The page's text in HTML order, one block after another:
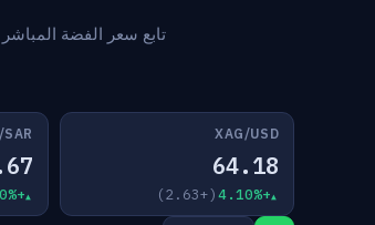
تابع سعر الفضة المباشر
XAG/USD
64.18
+4.10%
(+2.63)
+4.10%